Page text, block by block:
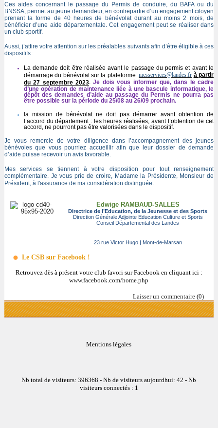
Ces aides concernant le passage du Permis de conduire, du BAFA ou du
BNSSA, permet au jeune demandeur, en contrepartie d’un engagement citoyen
prenant la forme de 40 heures de bénévolat durant au moins 2 mois, de
bénéficier d’une aide départementale. Cet engagement peut se réaliser dans
un club sportif.
Aussi, j’attire votre attention sur les préalables suivants afin d’être éligible à ces
dispositifs :
La demande doit être réalisée avant le passage du permis et avant le
démarrage du bénévolat sur la plateformemesservices@landes.fr à partir
du 27 septembre 2023 .Je dois vous informer que, dans le cadre
d’une opération de maintenance liée à une bascule informatique, le
dépôt des demandes d’aide au passage du Permis ne pourra pas
être possible sur la période du 25/08 au 26/09 prochain.
la mission de bénévolat ne doit pas démarrer avant obtention de
l’accord du département : les heures réalisées, avant l’obtention de cet
accord, ne pourront pas être valorisées dans le dispositif.
Je vous remercie de votre diligence dans l’accompagnement des jeunes
bénévoles que vous pourriez accueillir afin que leur dossier de demande
d’aide puisse recevoir un avis favorable.
Mes services se tiennent à votre disposition pour tout renseignement
complémentaire. Je vous prie de croire, Madame la Présidente, Monsieur de
Président, à l'assurance de ma considération distinguée
Edwige RAMBAUD-SALLES
Directrice de l’Education, de la Jeunesse et des Sports
Direction Générale Adjointe Education Culture et Sports
Conseil Départemental des Landes
23 rue Victor Hugo | Mont-de-Marsan
Le CSB sur Facebook !
Retrouvez dès à présent votre club favori sur Facebook en cliquant ici :
www.facebook.com/home.php
Laisser un commentaire (0)
Mentions légales
Nb total de visiteurs: 396368 - Nb de visiteurs aujourdhui: 42 - Nb
visiteurs connectés : 1